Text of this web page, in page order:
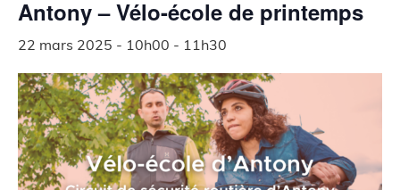
Antony – Vélo-école de printemps
22 mars 2025 - 10h00 - 11h30